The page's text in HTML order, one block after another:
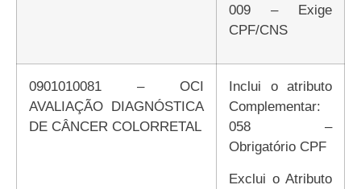
009 – Exige
CPF/CNS
0901010081 – OCI
AVALIAÇÃO DIAGNÓSTICA
DE CÂNCER COLORRETAL
Inclui o atributo
Complementar:
058 –
Obrigatório CPF
Exclui o Atributo